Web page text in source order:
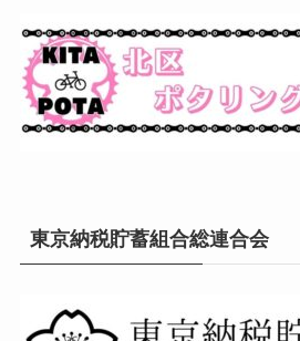
東京納税貯蓄組合総連合会